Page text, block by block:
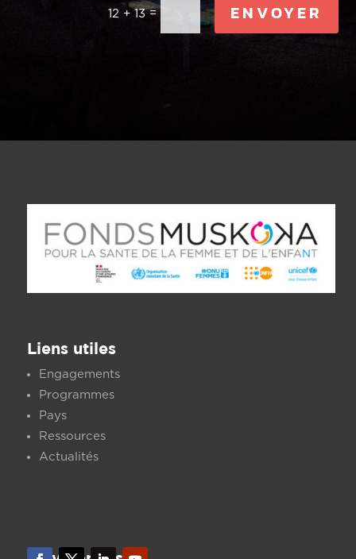
12 + 13= ENVOYER
Liens utiles
Engagements
Programmes
Pays
Ressources
Actualités